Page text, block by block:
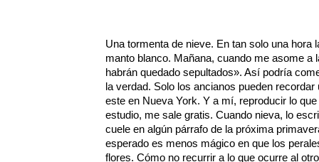
Una tormenta de nieve. En tan solo una hora
manto blanco. Mañana, cuando me asome a
habrán quedado sepultados». Así podría
la verdad. Solo los ancianos pueden
este en Nueva York. Y a mí, reproducir lo
estudio, me sale gratis. Cuando nieva, lo
cuele en algún párrafo de la próxima
esperado es menos mágico en que los
flores. Cómo no recurrir a lo que ocurre al